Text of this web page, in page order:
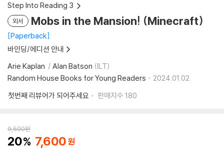
Step Into Reading 3
외서 Mobs in the Mansion! (Minecraft)
Paperback
바인딩/에디션 안내
Arie Kaplan
Alan Batson (ILT)
Random House Books for Young Readers
2024.01.02.
첫번째 리뷰어가 되어주세요
판매지수 180
9,500원
20 7,600